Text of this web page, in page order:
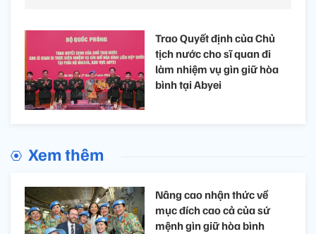
Trao Quyết định của Chủ
tịch nước cho sĩ quan đi
làm nhiệm vụ gìn giữ hòa
bình tại Abyei
Xem thêm
Nâng cao nhận thức về
mục đích cao cả của sứ
mệnh gìn giữ hòa bình